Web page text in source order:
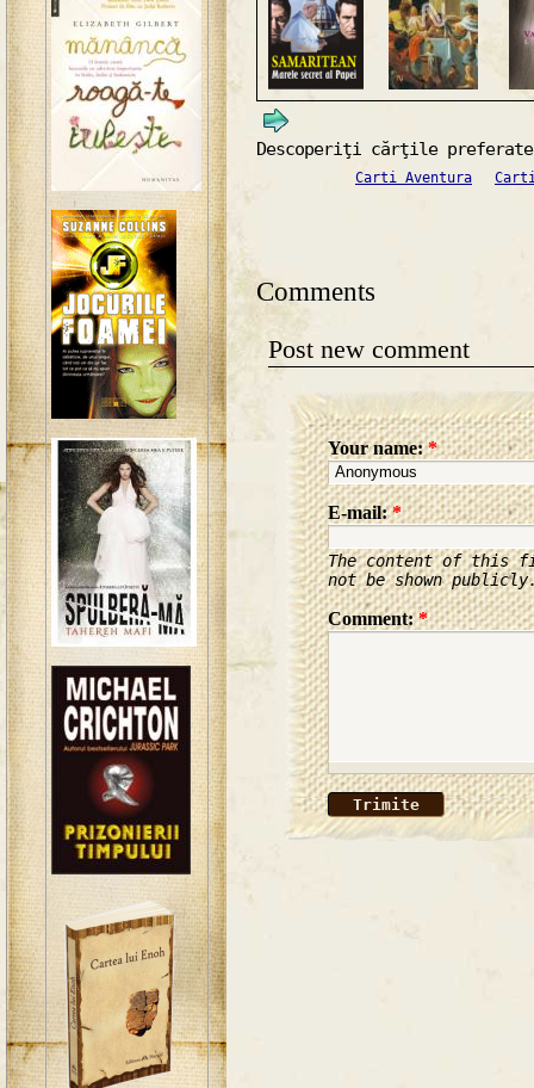
Descoperiţi cărţile
Carti Aventura
Comments
Post new comment
Your name:*
E-mail:*
The content of this
not be shown
Comment:*